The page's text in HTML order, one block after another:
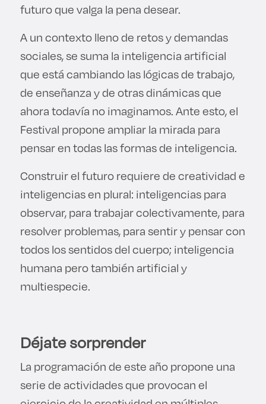
futuro que valga la pena desear.
A un contexto lleno de retos y demandas
sociales, se suma la inteligencia artificial
que está cambiando las lógicas de trabajo,
de enseñanza y de otras dinámicas que
ahora todavía no imaginamos. Ante esto, el
Festival propone ampliar la mirada para
pensar en todas las formas de inteligencia.
Construir el futuro requiere de creatividad e
inteligencias en plural: inteligencias para
observar, para trabajar colectivamente, para
resolver problemas, para sentir y pensar con
todos los sentidos del cuerpo; inteligencia
humana pero también artificial y
multiespecie.
Déjate sorprender
La programación de este año propone una
serie de actividades que provocan el